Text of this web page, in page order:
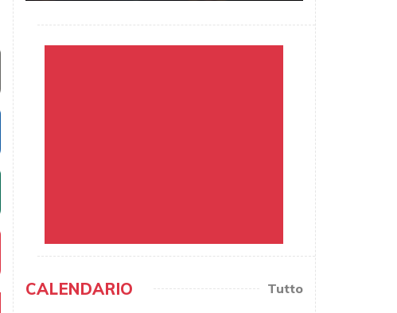
CALENDARIO Tutto